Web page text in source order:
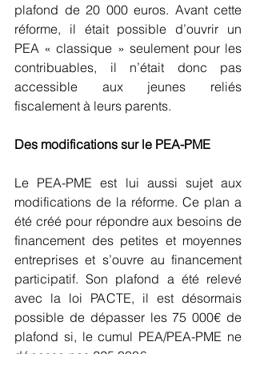
plafond de 20 000 euros. Avant cette
réforme, il était possible d’ouvrir un
PEA « classique » seulement pour les
contribuables, il n’était donc pas
accessible aux jeunes reliés
fiscalement à leurs parents.
Des modifications sur le PEA-PME
Le PEA-PME est lui aussi sujet aux
modifications de la réforme. Ce plan a
été créé pour répondre aux besoins de
financement des petites et moyennes
entreprises et s’ouvre au financement
participatif. Son plafond a été relevé
avec la loi PACTE, il est désormais
possible de dépasser les 75 000€ de
plafond si, le cumul PEA/PEA-PME ne
dépasse pas 225 000€.